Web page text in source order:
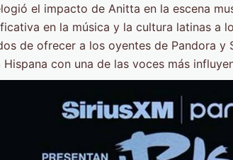
el impacto de Anitta en la escena
en la música y la cultura latinas a
de ofrecer a los oyentes de Pandora y
Hispana con una de las voces más